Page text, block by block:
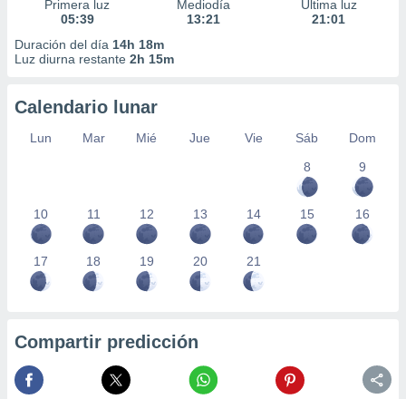
Primera luz
05:39
Mediodía
13:21
Última luz
21:01
Duración del día 14h 18m
Luz diurna restante 2h 15m
Calendario lunar
Lun Mar Mié Jue Vie Sáb
Dom
8
9
10 11 12 13 14 15 16
17 18 19 20 21
Compartir predicción